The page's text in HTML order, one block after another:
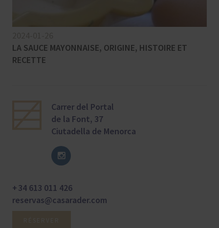
LA SAUCE MAYONNAISE, ORIGINE, HISTOIRE ET
RECETTE
Carrer del Portal
de la Font, 37
Ciutadella de Menorca
+ 34 613 011 426
reservas@casarader.com